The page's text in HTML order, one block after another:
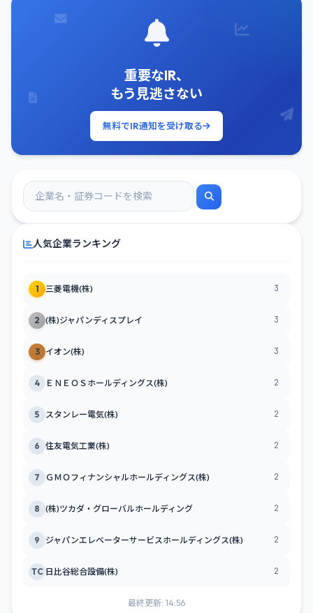
重要なIR、
もう見逃さない
無料でIR通知を受け取る
人気企業ランキング
1 三菱電機(株) 3
2 (株)ジャパンディスプレイ 3
3 イオン(株) 3
4 ＥＮＥＯＳホールディングス(株) 2
5 スタンレー電気(株) 2
6 住友電気工業(株) 2
7 ＧＭＯフィナンシャルホールディングス(株) 2
8 (株)ツカダ・グローバルホールディング 2
9 ジャパンエレベーターサービスホールディングス(株) 2
TC 日比谷総合設備(株) 2
最終更新: 14:56